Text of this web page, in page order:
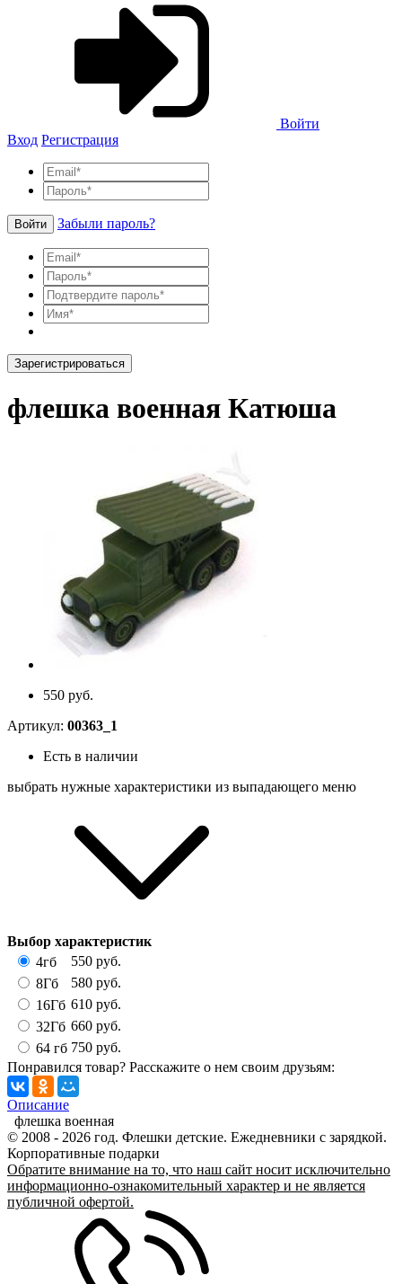
Войти
Вход Регистрация
Войти Забыли пароль?
Зарегистрироваться
флешка военная Катюша
550 руб.
Артикул: 00363_1
Есть в наличии
выбрать нужные характеристики из выпадающего меню
Выбор характеристик
4гб
550 руб.
8Гб
580 руб.
16Гб 610 руб.
32Гб 660 руб.
64 гб 750 руб.
Понравился товар? Расскажите о нем своим друзьям:
Описание
флешка военная
© 2008 - 2026 год. Флешки детские. Ежедневники с зарядкой.
Корпоративные подарки
Обратите внимание на то, что наш сайт носит исключительно
информационно-ознакомительный характер и не является
публичной офертой.